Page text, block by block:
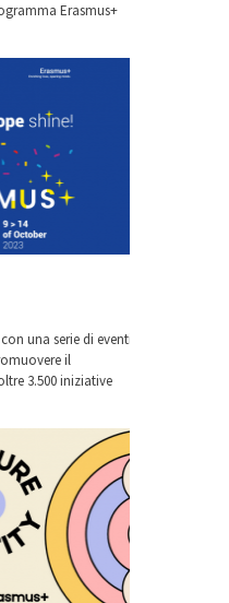
Erasmus+
una serie di eventi
il
3.500 iniziative